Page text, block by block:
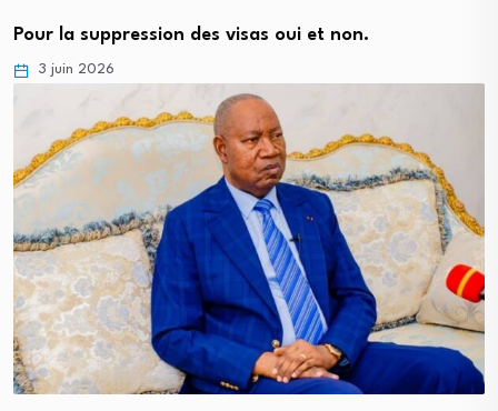
Pour la suppression des visas oui et non.
3 juin 2026